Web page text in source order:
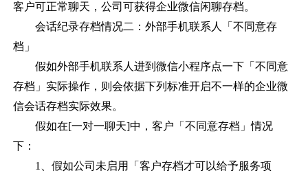
客户可正常聊天，公司可获得企业微信闲聊存档。
会话纪录存档情况二：外部手机联系人「不同意存
档」
假如外部手机联系人进到微信小程序点一下「不同意
存档」实际操作，则会依据下列标准开启不一样的企业微
信会话存档实际效果。
假如在[一对一聊天]中，客户「不同意存档」情况
下：
1、假如公司未启用「客户存档才可以给予服务项